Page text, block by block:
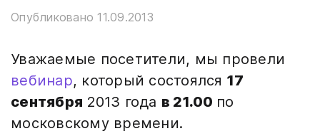
Опубликовано 11.09.2013
Уважаемые посетители, мы провели
вебинар, который состоялся 17
сентября 2013 года в 21.00 по
московскому времени.